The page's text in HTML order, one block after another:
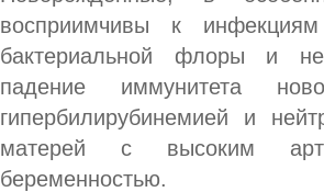
восприимчивы к инфекциям
бактериальной флоры и
падение иммунитета
гипербилирубинемией и
матерей с высоким
беременностью.